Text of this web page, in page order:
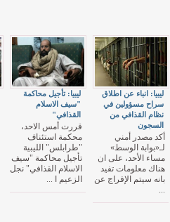
ليبيا: تأجيل محاكمة
"سيف الاسلام
القذافي"
قررت أمس الاحد،
محكمة استئناف
"طرابلس" الليبية
تأجيل محاكمة "سيف
الاسلام القذافي" نجل
الزعيم ا ...
ليبيا: انباء عن اطلاق
سراح مسؤولين في
نظام القذافي من
السجون
أكد مصدر أمني
لـ«بوابة الوسط»
مساء الأحد، على ان
هناك معلومات تفيد
بانه سيتم الإفراج عن
...